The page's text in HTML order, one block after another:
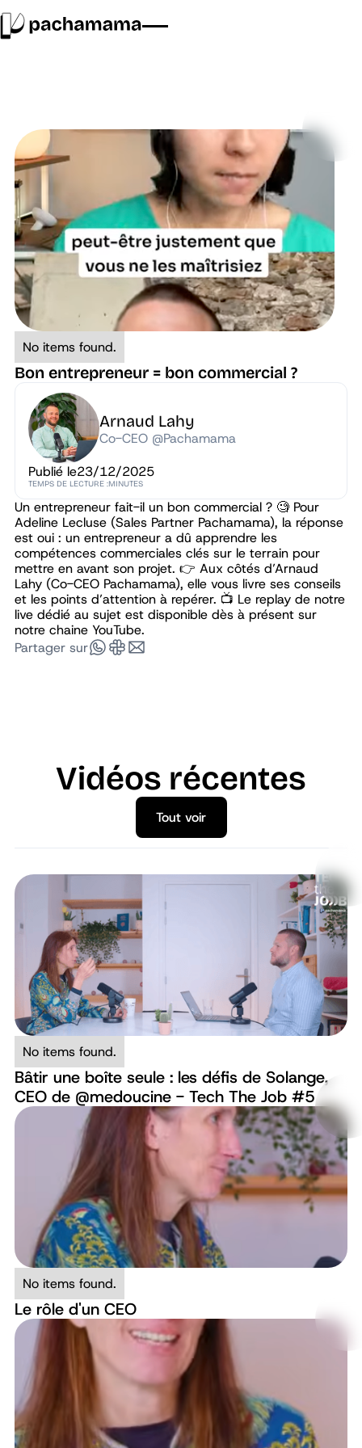
No items found.
Bon entrepreneur = bon commercial ?
Arnaud Lahy
Co-CEO @Pachamama
Publié le23/12/2025
TEMPS DE LECTURE :MINUTES
Un entrepreneur fait-il un bon commercial ? 🧐 Pour
Adeline Lecluse (Sales Partner Pachamama), la réponse
est oui : un entrepreneur a dû apprendre les
compétences commerciales clés sur le terrain pour
mettre en avant son projet. 👉 Aux côtés d’Arnaud
Lahy (Co-CEO Pachamama), elle vous livre ses conseils
et les points d’attention à repérer. 📺 Le replay de notre
live dédié au sujet est disponible dès à présent sur
notre chaine YouTube.
Partager sur
Vidéos récentes
Tout voir
Tout voir
No items found.
Bâtir une boîte seule : les défis de Solange,
CEO de ‪@medoucine‬ - Tech The Job #5
No items found.
Le rôle d'un CEO